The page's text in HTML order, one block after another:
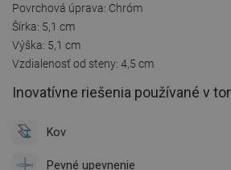
Povrchová úprava: Chróm
Šírka: 5,1 cm
Výška: 5,1 cm
Vzdialenosť od steny: 4,5 cm
Inovatívne riešenia používané v
Kov
Pevné upevnenie